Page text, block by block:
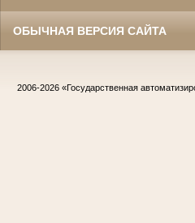
ОБЫЧНАЯ ВЕРСИЯ САЙТА
2006-2026 «Государственная